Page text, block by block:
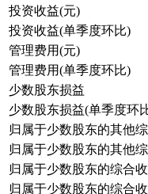
投资收益(元)
投资收益(单季度环比)
管理费用(元)
管理费用(单季度环比)
少数股东损益
少数股东损益(单季度环
归属于少数股东的其他
归属于少数股东的其他
归属于少数股东的综合
归属于少数股东的综合